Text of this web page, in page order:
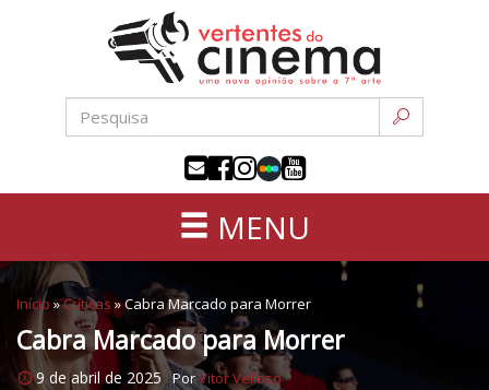
conteúdo
sétima
MENU
Início »Críticas »Cabra Marcado para Morrer
Cabra Marcado para Morrer
9 de abril de 2025 PorVitor Velloso